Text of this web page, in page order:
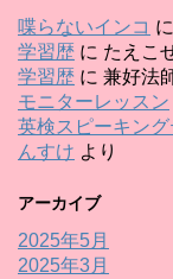
喋らないインコ に
学習歴 に たえこ
学習歴 に 兼好法
モニターレッスン
英検スピーキング
んすけ より
アーカイブ
2025年5月
2025年3月